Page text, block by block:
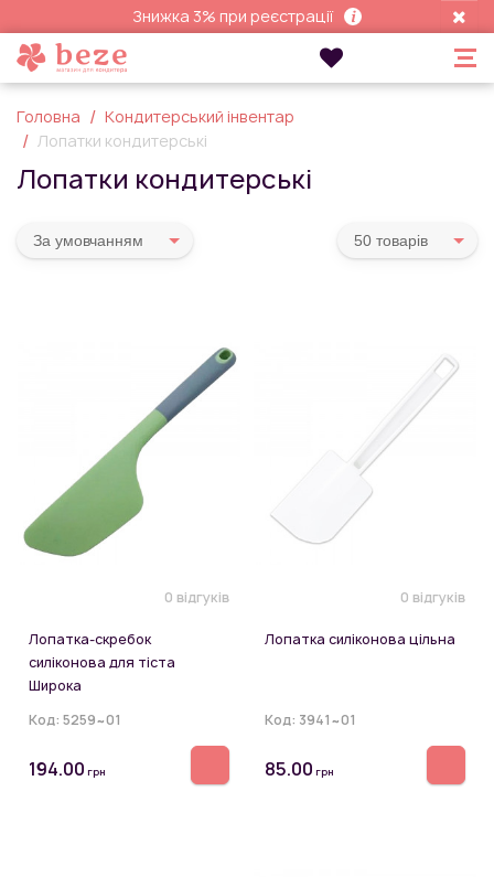
Знижка 3% при реєстрації
Головна
Кондитерський інвентар
Лопатки кондитерські
Лопатки кондитерські
За умовчанням 50 товарiв
0 відгуків
Лопатка-скребок
силіконова для тіста
Широка
Код: 5259~01
194.00 грн
0 відгуків
Лопатка силіконова цільна
Код: 3941~01
85.00 грн